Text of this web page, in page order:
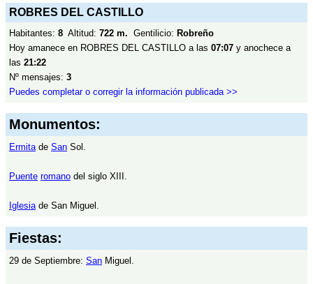
ROBRES DEL CASTILLO
Habitantes: 8 Altitud: 722 m. Gentilicio: Robreño
Hoy amanece en ROBRES DEL CASTILLO a las 07:07 y anochece a
las 21:22
Nº mensajes: 3
Puedes completar o corregir la información publicada >>
Monumentos:
Ermitade San Sol.
Puente romano del siglo XIII.
Iglesiade San Miguel.
Fiestas:
29 de Septiembre: San Miguel.